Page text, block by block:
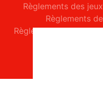
Règlements des
Règlements
Règlements des jeux